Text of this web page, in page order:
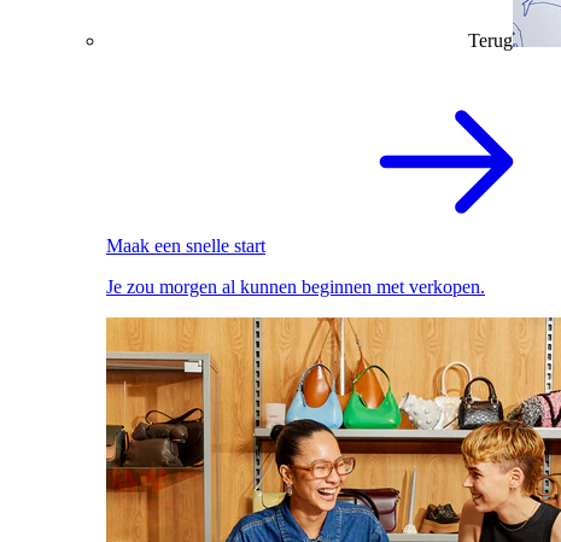
Terug
Maak een snelle start
Je zou morgen al kunnen beginnen met verkopen.